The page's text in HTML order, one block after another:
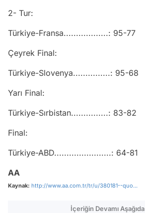
2- Tur:
Türkiye-Fransa..................: 95-77
Çeyrek Final:
Türkiye-Slovenya...............: 95-68
Yarı Final:
Türkiye-Sırbistan...............: 83-82
Final:
Türkiye-ABD.......................: 64-81
AA
Kaynak: http://www.aa.com.tr/tr/u/380181--quo...
İçeriğin Devamı Aşağıda